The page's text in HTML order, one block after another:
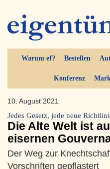
Warum ef? Bestellen
Konferenz
10. August 2021
Jedes Gesetz, jede neue
Die Alte Welt ist
eisernen
Der Weg zur
Vorschriften gepflastert